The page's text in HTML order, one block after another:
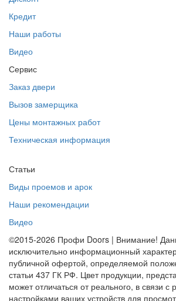
Кредит
Наши работы
Видео
Сервис
Заказ двери
Вызов замерщика
Цены монтажных работ
Техническая информация
Статьи
Виды проемов и арок
Наши рекомендации
Видео
©2015-2026 Профи Doors | Внимание!
исключительно информационный
публичной офертой, определяемой
статьи 437 ГК РФ. Цвет продукции,
может отличаться от реального, в связи с
настройками ваших устройств для